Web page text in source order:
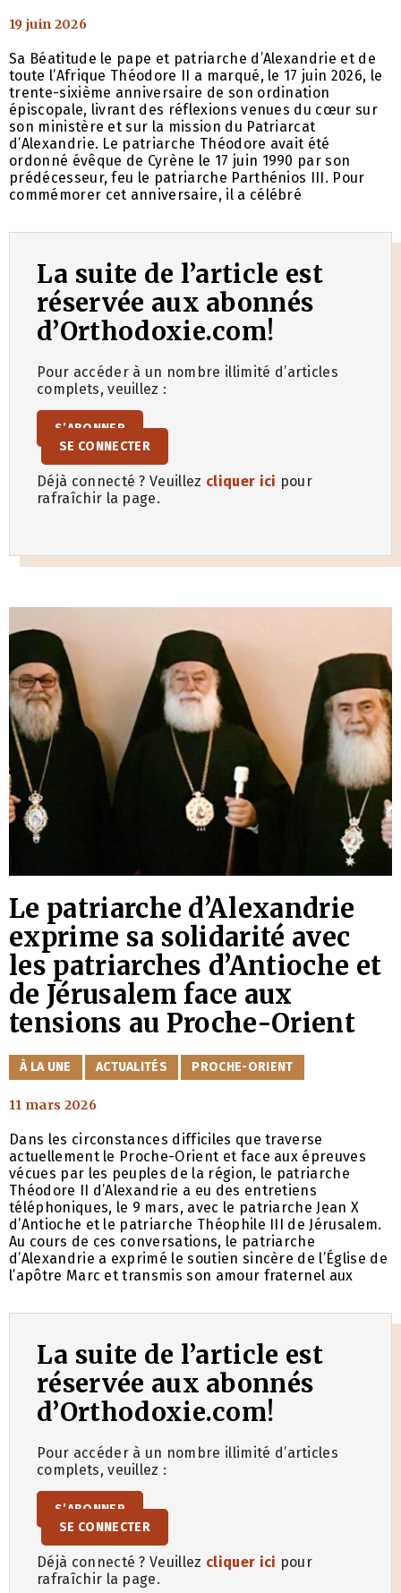
19 juin 2026
Sa Béatitude le pape et patriarche d’Alexandrie et de
toute l’Afrique Théodore II a marqué, le 17 juin 2026, le
trente-sixième anniversaire de son ordination
épiscopale, livrant des réflexions venues du cœur sur
son ministère et sur la mission du Patriarcat
d’Alexandrie. Le patriarche Théodore avait été
ordonné évêque de Cyrène le 17 juin 1990 par son
prédécesseur, feu le patriarche Parthénios III. Pour
commémorer cet anniversaire, il a célébré
La suite de l’article est
réservée aux abonnés
d’Orthodoxie.com!
Pour accéder à un nombre illimité d’articles
complets, veuillez :
S’ABONNER
SE CONNECTER
Déjà connecté ? Veuillez cliquer ici pour
rafraîchir la page.
Le patriarche d’Alexandrie
exprime sa solidarité avec
les patriarches d’Antioche et
de Jérusalem face aux
tensions au Proche-Orient
CATÉGORIES
À LA UNE ACTUALITÉS PROCHE-ORIENT
11 mars 2026
Dans les circonstances difficiles que traverse
actuellement le Proche-Orient et face aux épreuves
vécues par les peuples de la région, le patriarche
Théodore II d’Alexandrie a eu des entretiens
téléphoniques, le 9 mars, avec le patriarche Jean X
d’Antioche et le patriarche Théophile III de Jérusalem.
Au cours de ces conversations, le patriarche
d’Alexandrie a exprimé le soutien sincère de l’Église de
l’apôtre Marc et transmis son amour fraternel aux
La suite de l’article est
réservée aux abonnés
d’Orthodoxie.com!
Pour accéder à un nombre illimité d’articles
complets, veuillez :
S’ABONNER
SE CONNECTER
Déjà connecté ? Veuillez cliquer ici pour
rafraîchir la page.